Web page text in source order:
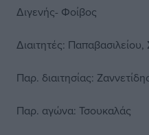
Διγενής- Φοίβος
Διαιτητές:
Παρ. διαιτησίας:
Παρ. αγώνα: Τσουκαλάς